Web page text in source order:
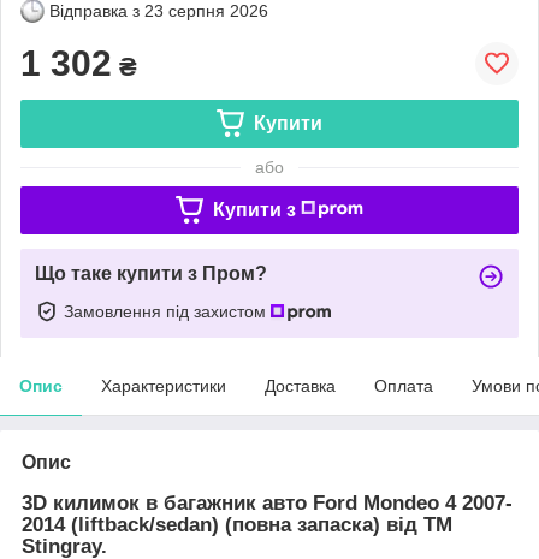
Відправка з 23 серпня 2026
1 302 ₴
Купити
або
Купити з
Що таке купити з Пром?
Замовлення під захистом
Опис Характеристики Доставка Оплата Умови
Опис
3D килимок в багажник авто Ford Mondeo 4 2007-
2014 (liftback/sedan) (повна запаска) від TM
Stingray.